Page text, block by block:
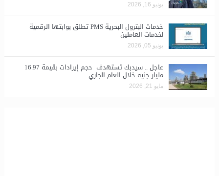
يونيو 16, 2026
خدمات البترول البحرية PMS تطلق بوابتها الرقمية
لخدمات العاملين
يونيو 05, 2026
عاجل .. سيدبك تستهدف حجم إيرادات بقيمة 16.97
مليار جنيه خلال العام الجاري
مايو 21, 2026